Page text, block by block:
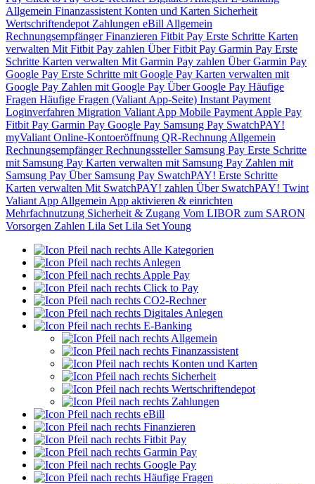
Allgemein Finanzassistent Konten und Karten Sicherheit
Wertschriftendepot Zahlungen eBill Allgemein
RechnungsempfängerFinanzieren Fitbit Pay Erste Schritte Karten
verwalten Mit Fitbit Pay zahlen Über Fitbit Pay Garmin Pay Erste
Schritte Karten verwalten Mit Garmin Pay zahlen Über Garmin Pay
Google Pay Erste Schritte mit Google Pay Karten verwalten mit
Google Pay Zahlen mit Google Pay Über Google Pay Häufige
Fragen Häufige Fragen (Valiant App-Seite) Instant Payment
Loginverfahren Migration Valiant App Mobile Payment Apple Pay
Fitbit Pay Garmin Pay Google Pay Samsung Pay SwatchPAY!
myValiant Online-Kontoeröffnung QR-Rechnung Allgemein
RechnungsempfängerRechnungssteller Samsung Pay Erste Schritte
mit Samsung Pay Karten verwalten mit Samsung Pay Zahlen mit
Samsung Pay Über Samsung Pay SwatchPAY! Erste Schritte
Karten verwalten Mit SwatchPAY! zahlen Über SwatchPAY! Twint
Valiant App Allgemein App aktivieren & einrichten
Mehrfachnutzung Sicherheit & Zugang Vom LIBOR zum SARON
Vorsorgen Zahlen Lila Set Lila Set Young
Alle Kategorien
Anlegen
Apple Pay
Click to Pay
CO2-Rechner
Digitales Anlegen
E-Banking
Allgemein
Finanzassistent
Konten und Karten
Sicherheit
Wertschriftendepot
Zahlungen
eBill
Finanzieren
Fitbit Pay
Garmin Pay
Google Pay
Häufige Fragen